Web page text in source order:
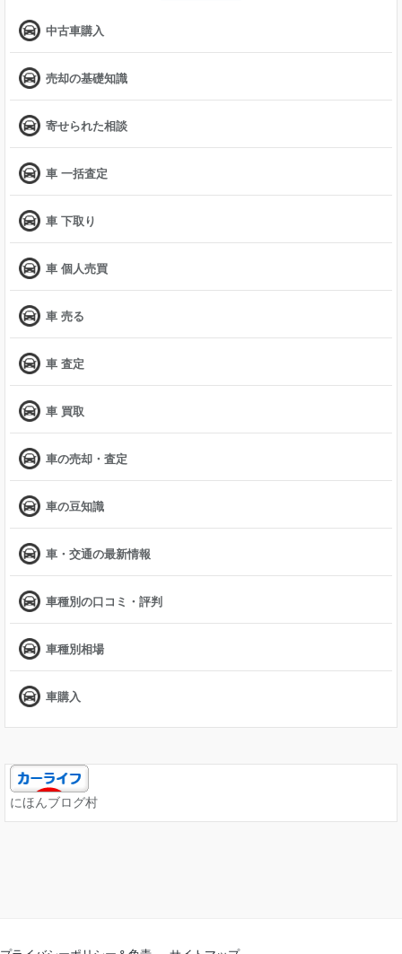
中古車購入
売却の基礎知識
寄せられた相談
車 一括査定
車 下取り
車 個人売買
車 売る
車 査定
車 買取
車の売却・査定
車の豆知識
車・交通の最新情報
車種別の口コミ・評判
車種別相場
車購入
にほんブログ村